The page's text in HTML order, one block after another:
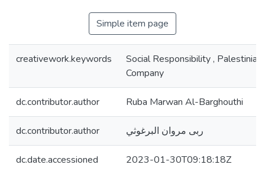
Simple item page
creativework.keywords
Social Responsibility ,
Company
dc.contributor.author Ruba Marwan Al-Barghouthi
dc.contributor.author ربى مروان البرغوثي
dc.date.accessioned 2023-01-30T09:18:18Z